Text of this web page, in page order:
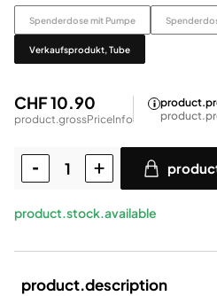
Variant
Spenderdose mit Pumpe
Verkaufsprodukt, Tube
CHF 10.90
product.grossPriceInfo
product.stock.available
product.description